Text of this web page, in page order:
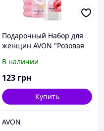
Подарочный Набор для
женщин AVON "Розовая
Avon
В наличии
123 грн
Купить
AVON